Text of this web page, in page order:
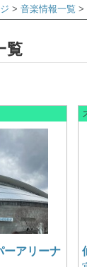
音楽情報一覧
覧
ーアリーナ